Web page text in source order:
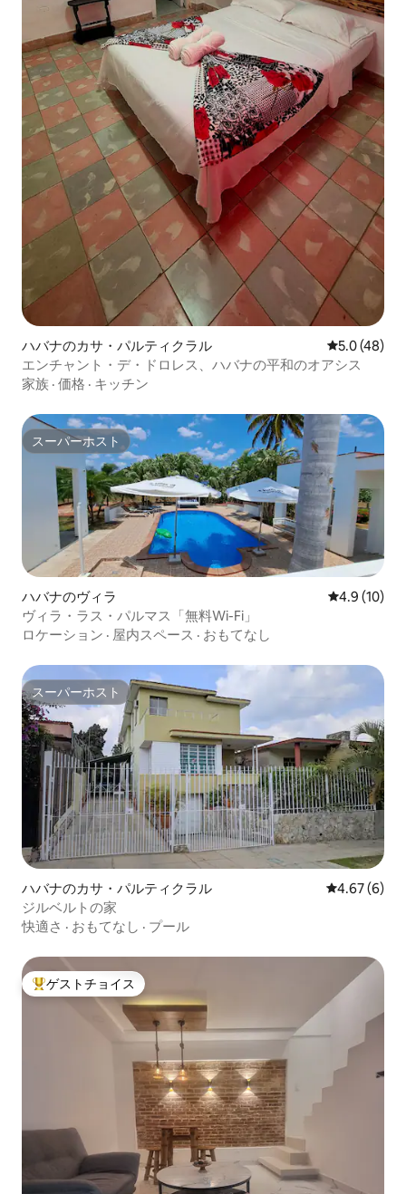
ハバナのカサ・パルティクラル レビュー48
5.0 (48)
エンチャント・デ・ドロレス、ハバナの平和のオアシス
家族 · 価格 · キッチン
スーパーホスト
スーパーホスト
ハバナのヴィラ レビュー10
4.9 (10)
ヴィラ・ラス・パルマス「無料Wi-Fi」
ロケーション · 屋内スペース · おもてなし
スーパーホスト
スーパーホスト
ハバナのカサ・パルティクラル レビュー6
4.67 (6)
ジルベルトの家
快適さ · おもてなし · プール
大好評のゲストチョイスです。
ゲストチョイス